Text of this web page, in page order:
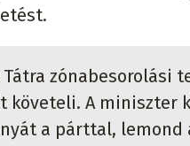
zónabesorolási
követeli. A
a párttal,